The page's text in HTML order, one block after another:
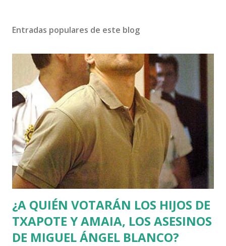
Entradas populares de este blog
¿A QUIÉN VOTARÁN LOS HIJOS DE
TXAPOTE Y AMAIA, LOS ASESINOS
DE MIGUEL ÁNGEL BLANCO?